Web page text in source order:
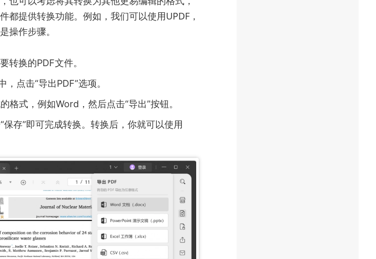
都提供转换功能。例如，我们可以使用UPDF，
操作步骤。
转换的PDF文件。
点击“导出PDF”选项。
格式，例如Word，然后点击“导出”按钮。
存”即可完成转换。转换后，你就可以使用